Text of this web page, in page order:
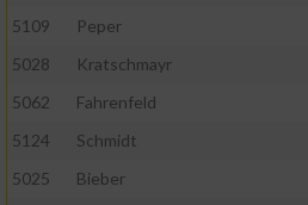
5109
Peper
5028
Kratschmayr
5062
Fahrenfeld
5124
Schmidt
5025
Bieber